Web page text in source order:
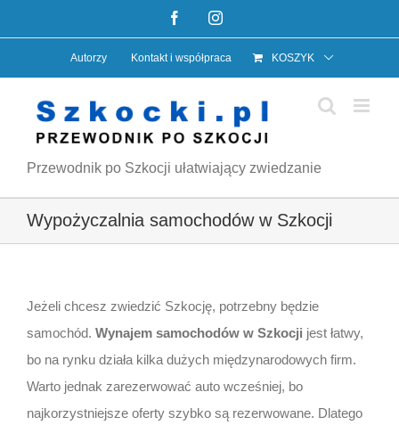
do
FacebookInstagram
Autorzy Kontakt i współpraca KOSZYK
Przewodnik po Szkocji ułatwiający zwiedzanie
Wypożyczalnia samochodów w Szkocji
Jeżeli chcesz zwiedzić Szkocję, potrzebny będzie
samochód. Wynajem samochodów w Szkocji jest łatwy,
bo na rynku działa kilka dużych międzynarodowych firm.
Warto jednak zarezerwować auto wcześniej, bo
najkorzystniejsze oferty szybko są rezerwowane. Dlatego